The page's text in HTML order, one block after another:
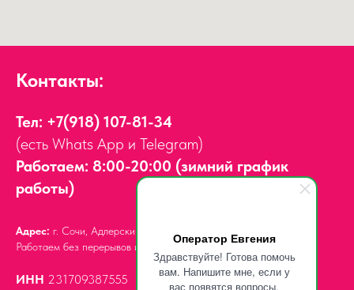
Оператор Евгения
Здравствуйте! Готова помочь
вам. Напишите мне, если у
вас появятся вопросы.
Контакты:
Тел: +7(918) 107-81-34
(есть Whats App и Telegram)
Работаем: 8:00-20:00 (зимний график
работы)
Адрес: г. Сочи, Адлерский район,
Работаем без перерывов и выходных.
ИНН 231709387555